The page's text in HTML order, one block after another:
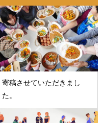
寄稿させていただきまし
た。